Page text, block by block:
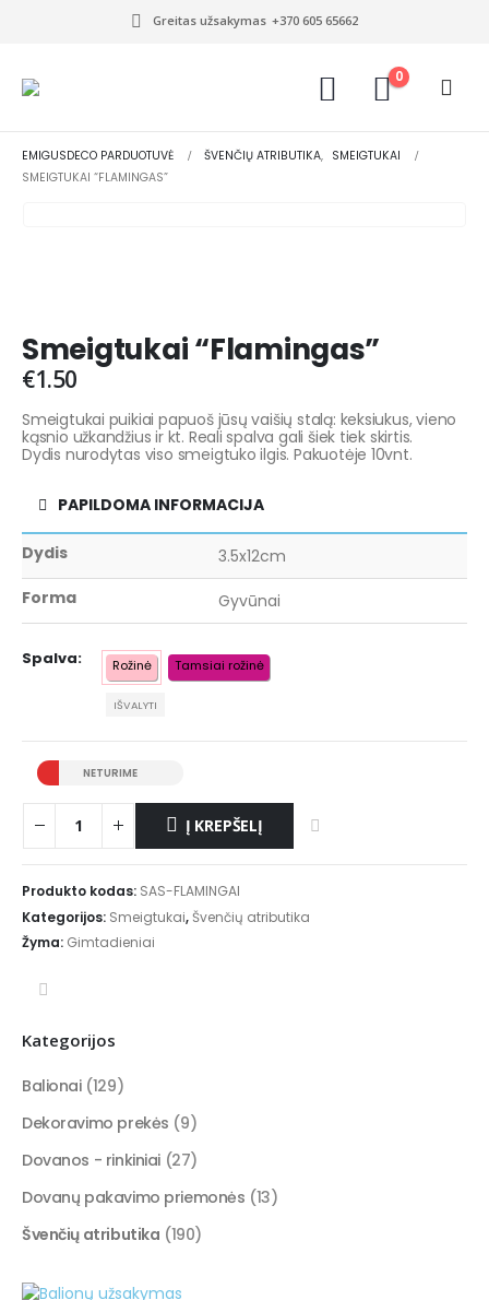
Greitas užsakymas +370 605 65662
0
EMIGUSDECO PARDUOTUVĖ ŠVENČIŲ ATRIBUTIKA, SMEIGTUKAI
SMEIGTUKAI “FLAMINGAS”
Smeigtukai “Flamingas”
€1.50
Smeigtukai puikiai papuoš jūsų vaišių stalą: keksiukus, vieno
kąsnio užkandžius ir kt. Reali spalva gali šiek tiek skirtis.
Dydis nurodytas viso smeigtuko ilgis. Pakuotėje 10vnt.
PAPILDOMA INFORMACIJA
Dydis
3.5x12cm
Forma
Gyvūnai
Spalva Rožinė Tamsiai rožinė
IŠVALYTI
NETURIME
Į KREPŠELĮ
Produkto kodas: SAS-FLAMINGAI
Kategorijos: Smeigtukai,Švenčių atributika
Žyma: Gimtadieniai
Kategorijos
Balionai (129)
Dekoravimo prekės (9)
Dovanos - rinkiniai (27)
Dovanų pakavimo priemonės (13)
Švenčių atributika (190)